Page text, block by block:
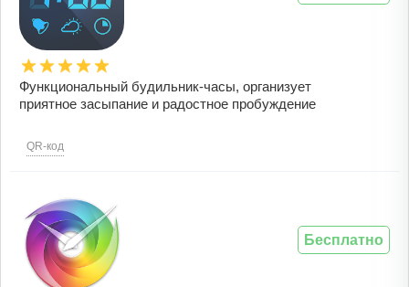
Функциональный будильник-часы, организует
приятное засыпание и радостное пробуждение
QR-код
Бесплатно